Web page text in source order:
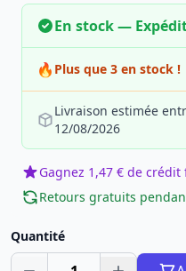
En stock —
🔥 Plus que 3 en stock !
Livraison estimée
12/08/2026
Gagnez 1,47 € de
Retours gratuits
Quantité